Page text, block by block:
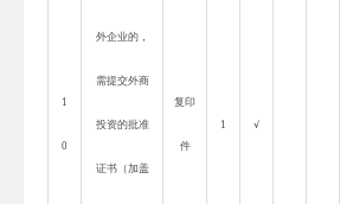
1
0
外企业的，
需提交外商
投资的批准
证书（加盖
复印
件
1 √